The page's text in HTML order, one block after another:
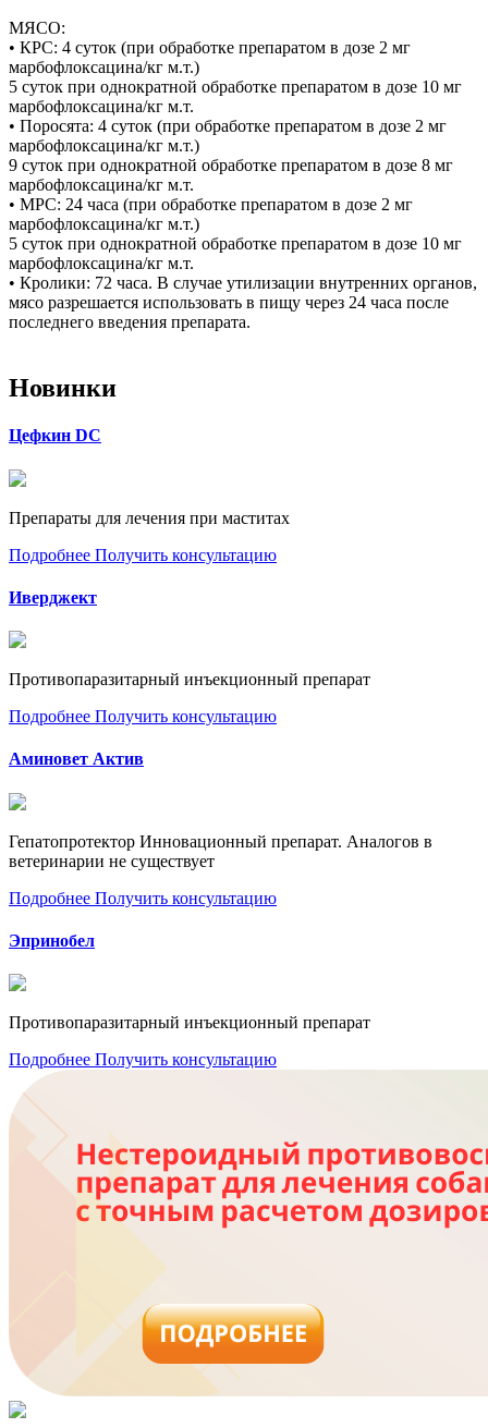
МЯСО:
• КРС: 4 суток (при обработке препаратом в дозе 2 мг
марбофлоксацина/кг м.т.)
5 суток при однократной обработке препаратом в дозе 10 мг
марбофлоксацина/кг м.т.
• Поросята: 4 суток (при обработке препаратом в дозе 2 мг
марбофлоксацина/кг м.т.)
9 суток при однократной обработке препаратом в дозе 8 мг
марбофлоксацина/кг м.т.
• МРС: 24 часа (при обработке препаратом в дозе 2 мг
марбофлоксацина/кг м.т.)
5 суток при однократной обработке препаратом в дозе 10 мг
марбофлоксацина/кг м.т.
• Кролики: 72 часа. В случае утилизации внутренних органов,
мясо разрешается использовать в пищу через 24 часа после
последнего введения препарата.
Новинки
Цефкин DC
Препараты для лечения при маститах
Подробнее Получить консультацию
Иверджект
Противопаразитарный инъекционный препарат
Подробнее Получить консультацию
Аминовет Актив
Гепатопротектор Инновационный препарат. Аналогов в
ветеринарии не существует
Подробнее Получить консультацию
Эпринобел
Противопаразитарный инъекционный препарат
Подробнее Получить консультацию